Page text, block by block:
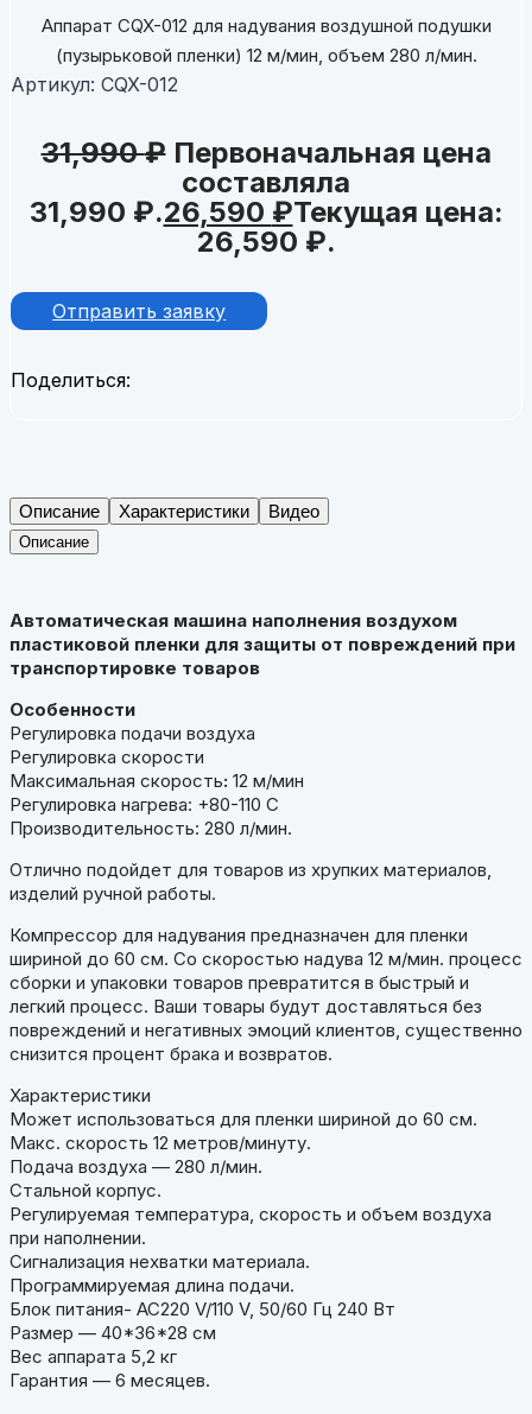
Аппарат CQX-012 для надувания воздушной подушки
(пузырьковой пленки) 12 м/мин, объем 280 л/мин.
Артикул: CQX-012
31,990₽ Первоначальная цена
составляла
31,990 ₽.26,590 ₽Текущая цена:
26,590 ₽.
Отправить заявку
Поделиться:
Описание Характеристики Видео
Описание
Автоматическая машина наполнения воздухом
пластиковой пленки для защиты от повреждений при
транспортировке товаров
Особенности
Регулировка подачи воздуха
Регулировка скорости
Максимальная скорость: 12 м/мин
Регулировка нагрева: +80-110 С
Производительность: 280 л/мин.
Отлично подойдет для товаров из хрупких материалов,
изделий ручной работы.
Компрессор для надувания предназначен для пленки
шириной до 60 см. Со скоростью надува 12 м/мин. процесс
сборки и упаковки товаров превратится в быстрый и
легкий процесс. Ваши товары будут доставляться без
повреждений и негативных эмоций клиентов, существенно
снизится процент брака и возвратов.
Характеристики
Может использоваться для пленки шириной до 60 см.
Макс. скорость 12 метров/минуту.
Подача воздуха — 280 л/мин.
Стальной корпус.
Регулируемая температура, скорость и объем воздуха
при наполнении.
Сигнализация нехватки материала.
Программируемая длина подачи.
Блок питания- AC220 V/110 V, 50/60 Гц 240 Вт
Размер — 40*36*28 см
Вес аппарата 5,2 кг
Гарантия — 6 месяцев.